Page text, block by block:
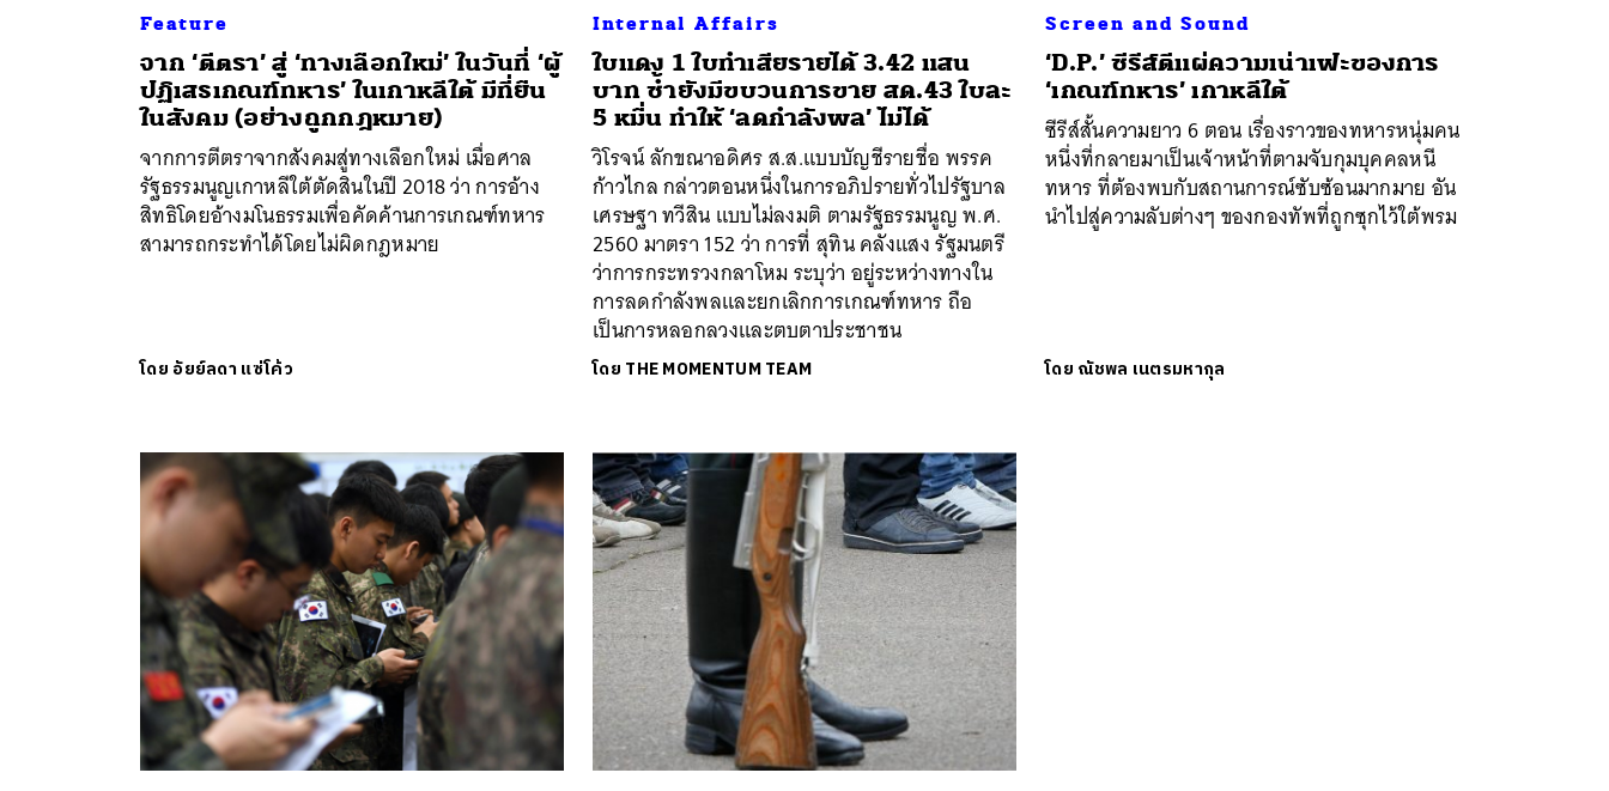
Feature
จาก ‘ตีตรา’ สู่ ‘ทางเลือกใหม่’ ในวันที่ ‘ผู้
ปฏิเสธเกณฑ์ทหาร’ ในเกาหลีใต้ มีที่ยืน
ในสังคม (อย่างถูกกฎหมาย)
จากการตีตราจากสังคมสู่ทางเลือกใหม่ เมื่อศาล
รัฐธรรมนูญเกาหลีใต้ตัดสินในปี 2018 ว่า การอ้าง
สิทธิโดยอ้างมโนธรรมเพื่อคัดค้านการเกณฑ์ทหาร
สามารถกระทำได้โดยไม่ผิดกฎหมาย
โดย อัยย์ลดา แซ่โค้ว
Internal Affairs
ใบแดง 1 ใบทำเสียรายได้ 3.42 แสน
บาท ซ้ำยังมีขบวนการขาย สด.43 ใบละ
5 หมื่น ทำให้ ‘ลดกำลังพล’ ไม่ได้
วิโรจน์ ลักขณาอดิศร ส.ส.แบบบัญชีรายชื่อ พรรค
ก้าวไกล กล่าวตอนหนึ่งในการอภิปรายทั่วไปรัฐบาล
เศรษฐา ทวีสิน แบบไม่ลงมติ ตามรัฐธรรมนูญ พ.ศ.
2560 มาตรา 152 ว่า การที่ สุทิน คลังแสง รัฐมนตรี
ว่าการกระทรวงกลาโหม ระบุว่า อยู่ระหว่างทางใน
การลดกำลังพลและยกเลิกการเกณฑ์ทหาร ถือ
เป็นการหลอกลวงและตบตาประชาชน
โดย THE MOMENTUM TEAM
Screen and Sound
‘D.P.’ ซีรีส์ตีแผ่ความเน่าเฟะของการ
‘เกณฑ์ทหาร’ เกาหลีใต้
ซีรีส์สั้นความยาว 6 ตอน เรื่องราวของทหารหนุ่มคน
หนึ่งที่กลายมาเป็นเจ้าหน้าที่ตามจับกุมบุคคลหนี
ทหาร ที่ต้องพบกับสถานการณ์ซับซ้อนมากมาย อัน
นำไปสู่ความลับต่างๆ ของกองทัพที่ถูกซุกไว้ใต้พรม
โดย ณัชพล เนตรมหากุล
SHARE TWEET LINE EMAIL